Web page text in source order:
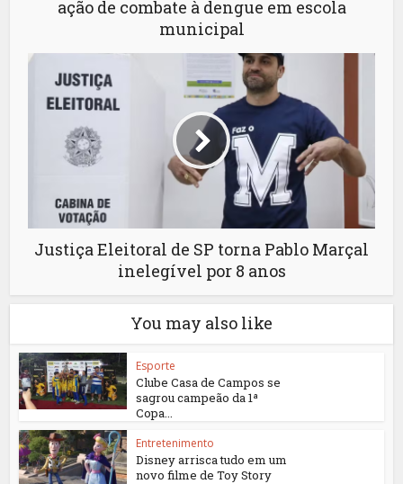
ação de combate à dengue em escola
municipal
Justiça Eleitoral de SP torna Pablo Marçal
inelegível por 8 anos
You may also like
Esporte
Clube Casa de Campos se
sagrou campeão da 1ª
Copa...
Entretenimento
Disney arrisca tudo em um
novo filme de Toy Story